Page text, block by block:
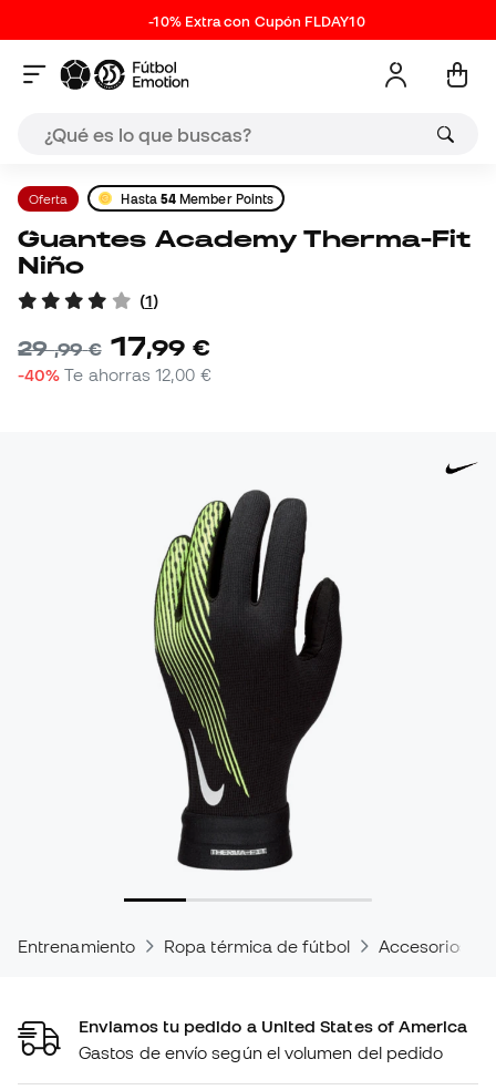
-10% Extra con Cupón FLDAY10
Oferta Hasta 54 Member Points
Guantes Academy Therma-Fit
Niño
(1)
29,99 € 17,99 €
-40% Te ahorras12,00 €
Entrenamiento Ropa térmica de fútbol Accesorios
Enviamos tu pedido a United States of America
Gastos de envío según el volumen del pedido